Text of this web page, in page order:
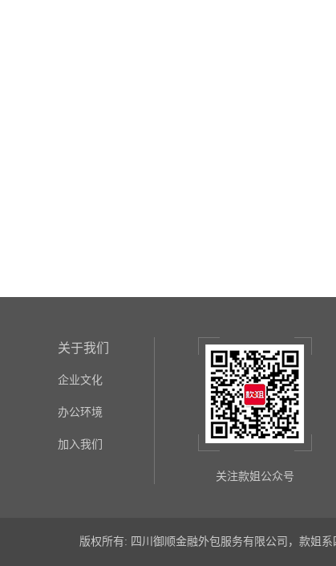
关于我们
企业文化
办公环境
加入我们
关注款姐公众号
版权所有: 四川御顺金融外包服务有限公司，款姐